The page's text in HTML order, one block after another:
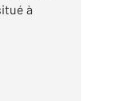
à